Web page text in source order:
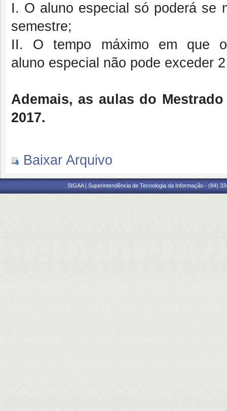
I. O aluno especial só poderá se
semestre;
II. O tempo máximo em que
aluno especial não pode exceder
Ademais, as aulas do
2017.
Baixar Arquivo
SIGAA | Superintendência de Tecnologia da Informação - (84)